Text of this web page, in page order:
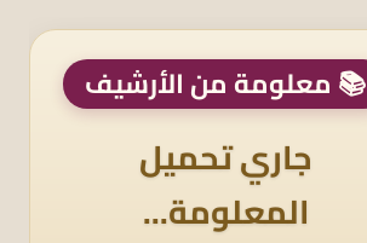
📚 معلومة من الأرشيف
جاري تحميل
المعلومة...